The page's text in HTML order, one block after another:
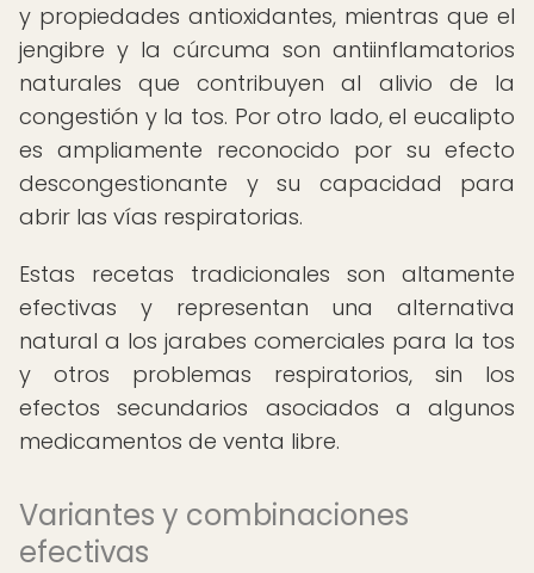
y propiedades antioxidantes, mientras que el
jengibre y la cúrcuma son antiinflamatorios
naturales que contribuyen al alivio de la
congestión y la tos. Por otro lado, el eucalipto
es ampliamente reconocido por su efecto
descongestionante y su capacidad para
abrir las vías respiratorias.
Estas recetas tradicionales son altamente
efectivas y representan una alternativa
natural a los jarabes comerciales para la tos
y otros problemas respiratorios, sin los
efectos secundarios asociados a algunos
medicamentos de venta libre.
Variantes y combinaciones
efectivas